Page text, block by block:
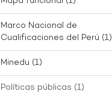
Marco Nacional de
Cualificaciones del Perú (1)
Minedu (1)
Políticas públicas (1)